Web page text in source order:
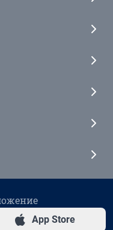
App Store